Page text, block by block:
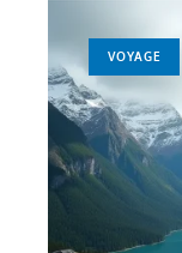
VOYAGE